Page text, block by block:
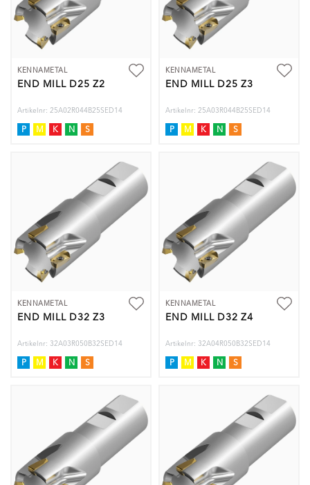
KENNAMETAL
END MILL D25 Z2
Artikelnr: 25A02R044B25SED14
P M K N S
KENNAMETAL
END MILL D25 Z3
Artikelnr: 25A03R044B25SED14
P M K N S
KENNAMETAL
END MILL D32 Z3
Artikelnr: 32A03R050B32SED14
P M K N S
KENNAMETAL
END MILL D32 Z4
Artikelnr: 32A04R050B32SED14
P M K N S